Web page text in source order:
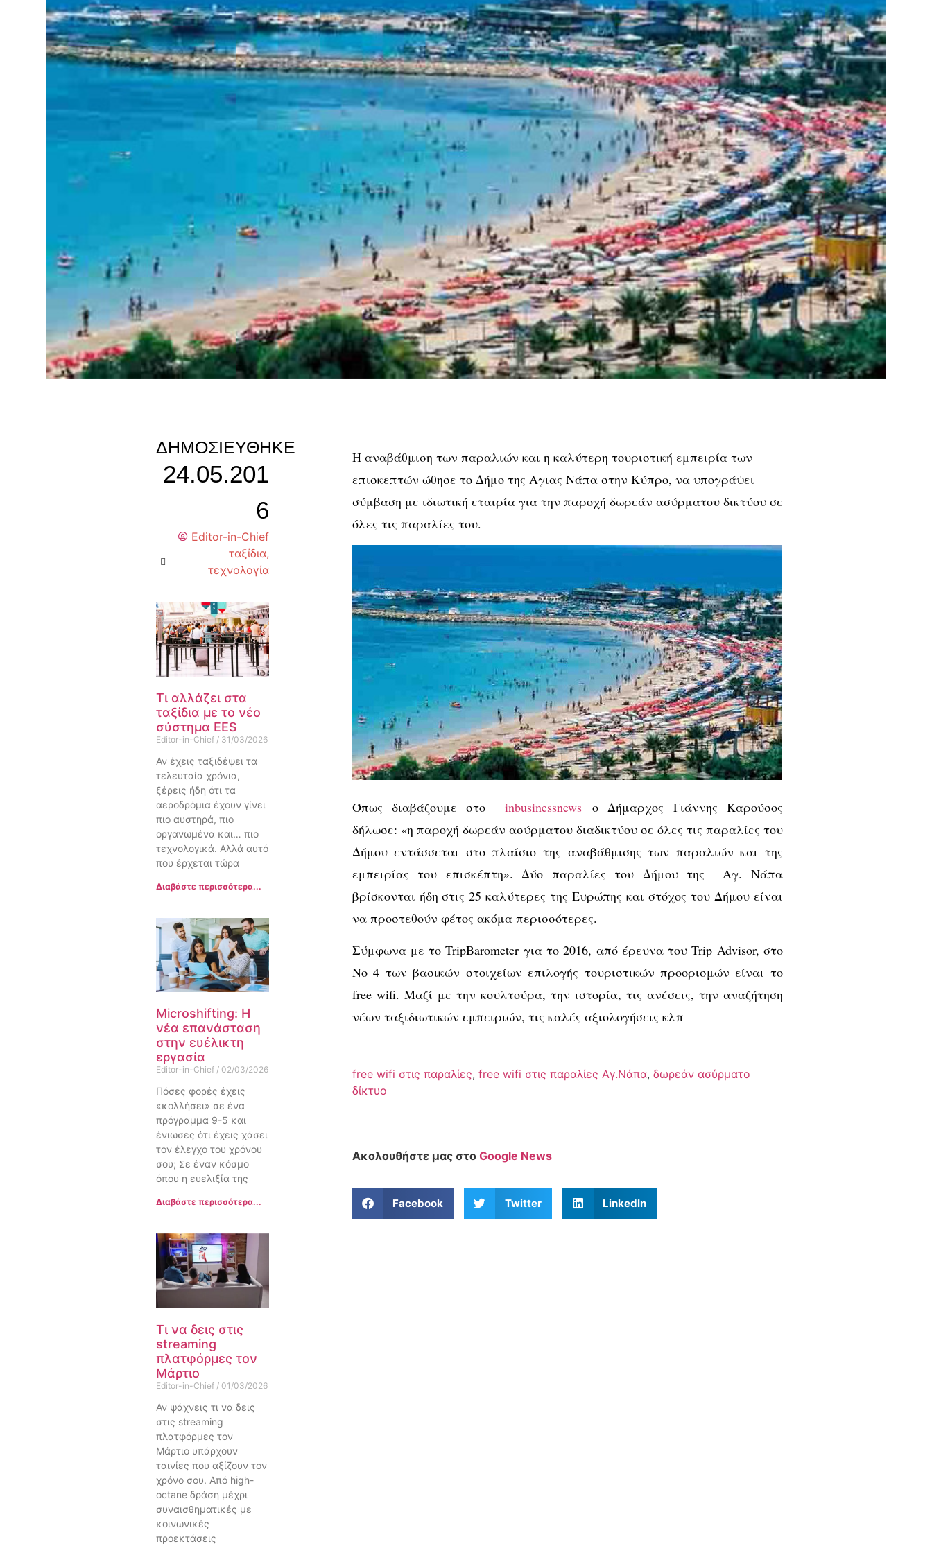
ΔΗΜΟΣΙΕΎΘΗΚΕ
24.05.201
6
Editor-in-Chief
ταξίδια,
τεχνολογία
Τι αλλάζει στα
ταξίδια με το νέο
σύστημα EES
Editor-in-Chief 31/03/2026
Αν έχεις ταξιδέψει τα
τελευταία χρόνια,
ξέρεις ήδη ότι τα
αεροδρόμια έχουν γίνει
πιο αυστηρά, πιο
οργανωμένα και… πιο
τεχνολογικά. Αλλά αυτό
που έρχεται τώρα
Διαβάστε περισσότερα...
Microshifting: Η
νέα επανάσταση
στην ευέλικτη
εργασία
Editor-in-Chief 02/03/2026
Πόσες φορές έχεις
«κολλήσει» σε ένα
πρόγραμμα 9-5 και
ένιωσες ότι έχεις χάσει
τον έλεγχο του χρόνου
σου; Σε έναν κόσμο
όπου η ευελιξία της
Διαβάστε περισσότερα...
Τι να δεις στις
streaming
πλατφόρμες τον
Μάρτιο
Editor-in-Chief 01/03/2026
Αν ψάχνεις τι να δεις
στις streaming
πλατφόρμες τον
Μάρτιο υπάρχουν
ταινίες που αξίζουν τον
χρόνο σου. Από high-
octane δράση μέχρι
συναισθηματικές με
κοινωνικές
προεκτάσεις
Η αναβάθμιση των παραλιών και η καλύτερη τουριστική εμπειρία των
επισκεπτών ώθησε το Δήμο της Αγιας Νάπα στην Κύπρο, να υπογράψει
σύμβαση με ιδιωτική εταιρία για την παροχή δωρεάν ασύρματου δικτύου σε
όλες τις παραλίες του.
Όπως διαβάζουμε στοinbusinessnews ο Δήμαρχος Γιάννης Καρούσος
δήλωσε: «η παροχή δωρεάν ασύρματου διαδικτύου σε όλες τις παραλίες του
Δήμου εντάσσεται στο πλαίσιο της αναβάθμισης των παραλιών και της
εμπειρίας του επισκέπτη». Δύο παραλίες του Δήμου της Αγ. Νάπα
βρίσκονται ήδη στις 25 καλύτερες της Ευρώπης και στόχος του Δήμου είναι
να προστεθούν φέτος ακόμα περισσότερες.
Σύμφωνα με το TripBarometer για το 2016, από έρευνα του Trip Advisor, στο
Νο 4 των βασικών στοιχείων επιλογής τουριστικών προορισμών είναι το
free wifi. Μαζί με την κουλτούρα, την ιστορία, τις ανέσεις, την αναζήτηση
νέων ταξιδιωτικών εμπειριών, τις καλές αξιολογήσεις κλπ
free wifi στις παραλίες, free wifi στις παραλίες Αγ.Νάπα, δωρεάν ασύρματο
δίκτυο
Ακολουθήστε μας στο Google News
Facebook Twitter LinkedIn